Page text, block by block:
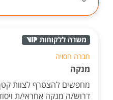
חברה חסויה
מנקה
מחפשים להצטרף לצוות קטן
דרוש/ה מנקה אחראי/ת